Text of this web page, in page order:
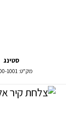
סטינג
מק"ט:1001